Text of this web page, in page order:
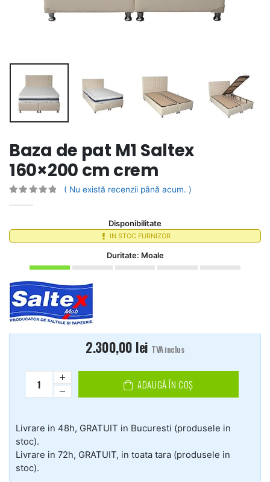
Baza de pat M1 Saltex
160×200 cm crem
( Nu există recenzii până acum. )
Disponibilitate
IN STOC FURNIZOR
Duritate: Moale
2.300,00 lei TVA inclus
ADAUGĂ ÎN COȘ
Livrare in 48h, GRATUIT in Bucuresti (produsele in
stoc).
Livrare in 72h, GRATUIT, in toata tara (produsele in
stoc).